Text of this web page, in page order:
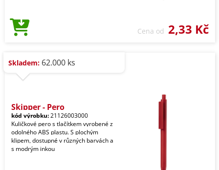
Cena od 2,33 Kč
Skladem: 62.000 ks
Skipper - Pero
kód výrobku:21126003000
Kuličkové pero s tlačítkem vyrobené z
odolného ABS plastu. S plochým
klipem, dostupné v různých barvách a
s modrým inkou